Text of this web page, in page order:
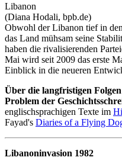
Libanon
(Diana Hodali, bpb.de)
Obwohl der Libanon tief in
das Land mühsam seine
haben die rivalisierenden
Mai wird seit 2009 das erste
Einblick in die neueren
Über die langfristigen
Problem der
englischsprachigen Texte im
Fayad's Diaries of a Flying
Libanoninvasion 1982